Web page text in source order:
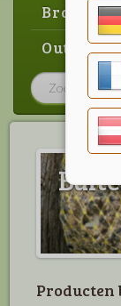
Brood &
Outlet
Producten